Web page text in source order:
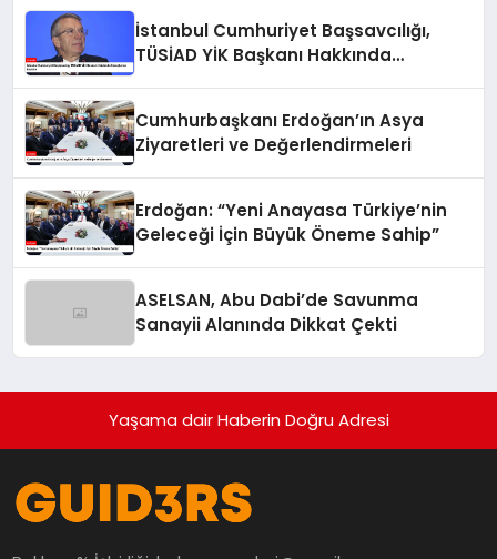
İstanbul Cumhuriyet Başsavcılığı,
TÜSİAD YİK Başkanı Hakkında
Cumhurbaşkanı Erdoğan’ın Asya
Ziyaretleri ve Değerlendirmeleri
Erdoğan: “Yeni Anayasa Türkiye’nin
Geleceği İçin Büyük Öneme Sahip”
ASELSAN, Abu Dabi’de Savunma
Sanayii Alanında Dikkat Çekti
Yaşama dair Haberin Doğru Adresi